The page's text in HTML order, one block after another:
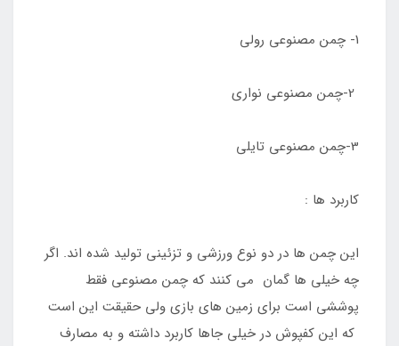
1- چمن مصنوعی رولی
3-چمن مصنوعی تایلی
کاربرد ها :
این چمن ها در دو نوع ورزشی و تزئینی تولید شده اند. اگر
چه خیلی ها گمان می کنند که چمن مصنوعی فقط
پوششی است برای زمین های بازی ولی حقیقت این است
که این کفپوش در خیلی جاها کاربرد داشته و به مصارف